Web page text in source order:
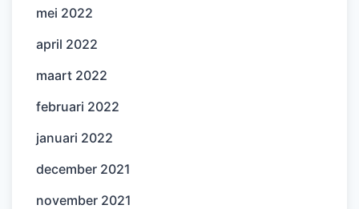
mei 2022
april 2022
maart 2022
februari 2022
januari 2022
december 2021
november 2021